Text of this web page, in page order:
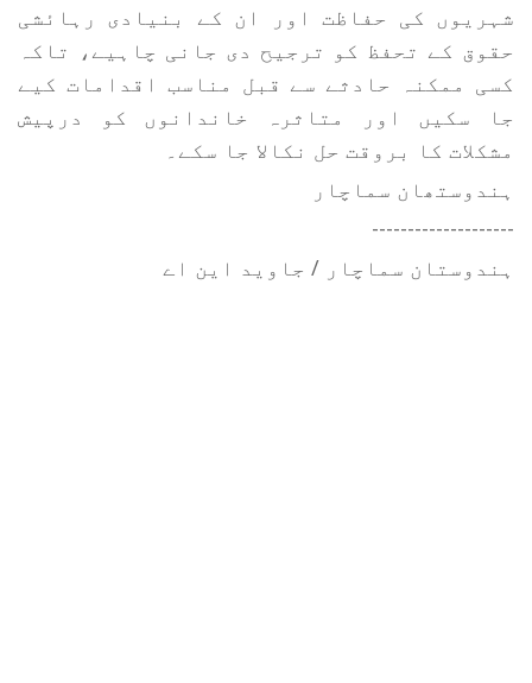
شہریوں کی حفاظت اور ان کے بنیادی رہائشی
حقوق کے تحفظ کو ترجیح دی جانی چاہیے، تاکہ
کسی ممکنہ حادثے سے قبل مناسب اقدامات کیے
جا سکیں اور متاثرہ خاندانوں کو درپیش
مشکلات کا بروقت حل نکالا جا سکے۔
ہندوستھان سماچار
--------------------
ہندوستان سماچار / جاوید این اے